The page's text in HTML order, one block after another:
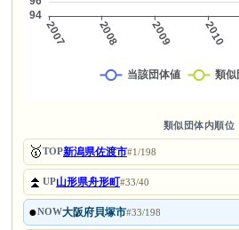
類似団体内順位
🥇TOP新潟県佐渡市#1/198
⏫UP山形県舟形町#33/40
●NOW大阪府貝塚市#33/198